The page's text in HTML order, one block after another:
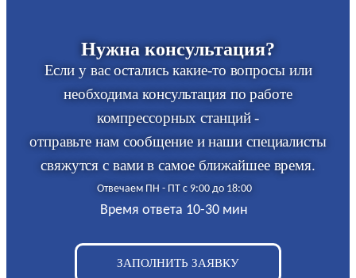
Нужна консультация?
Если у вас остались какие-то вопросы или
необходима консультация по работе
компрессорных станций -
отправьте нам сообщение и наши специалисты
свяжутся с вами в самое ближайшее время.
Отвечаем ПН - ПТ с 9:00 до 18:00
Время ответа 10-30 мин
ЗАПОЛНИТЬ ЗАЯВКУ